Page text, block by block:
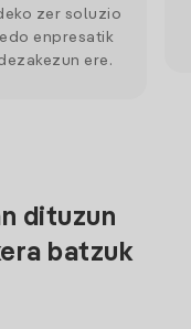
zer soluzio
enpresatik
ere.
dituzun
batzuk